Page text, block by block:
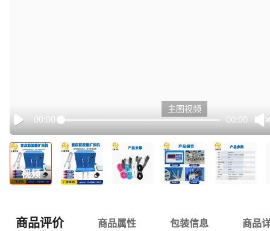
Play
00:00 00:00
主图视频
视频
商品评价 商品属性 包装信息 商品